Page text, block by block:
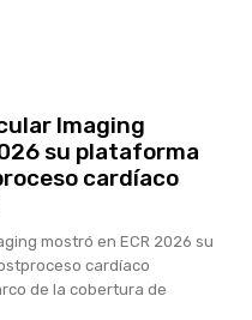
Imaging
su plataforma
cardíaco
mostró en ECR 2026 su
cardíaco
de la cobertura de